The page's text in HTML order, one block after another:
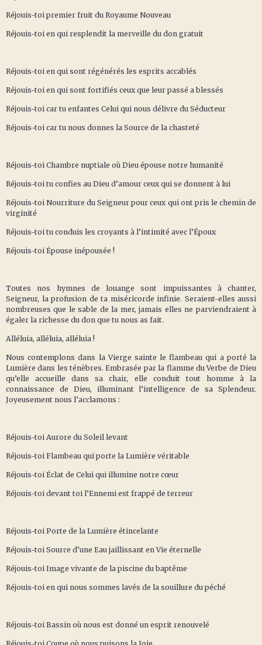
Réjouis-toi premier fruit du Royaume Nouveau
Réjouis-toi en qui resplendit la merveille du don gratuit
Réjouis-toi en qui sont régénérés les esprits accablés
Réjouis-toi en qui sont fortifiés ceux que leur passé a blessés
Réjouis-toi car tu enfantes Celui qui nous délivre du Séducteur
Réjouis-toi car tu nous donnes la Source de la chasteté
Réjouis-toi Chambre nuptiale où Dieu épouse notre humanité
Réjouis-toi tu confies au Dieu d’amour ceux qui se donnent à lui
Réjouis-toi Nourriture du Seigneur pour ceux qui ont pris le chemin de
virginité
Réjouis-toi tu conduis les croyants à l’intimité avec l’Époux
Réjouis-toi Épouse inépousée !
Toutes nos hymnes de louange sont impuissantes à chanter,
Seigneur, la profusion de ta miséricorde infinie. Seraient-elles aussi
nombreuses que le sable de la mer, jamais elles ne parviendraient à
égaler la richesse du don que tu nous as fait.
Alléluia, alléluia, alléluia !
Nous contemplons dans la Vierge sainte le flambeau qui a porté la
Lumière dans les ténèbres. Embrasée par la flamme du Verbe de Dieu
qu’elle accueille dans sa chair, elle conduit tout homme à la
connaissance de Dieu, illuminant l’intelligence de sa Splendeur.
Joyeusement nous l’acclamons :
Réjouis-toi Aurore du Soleil levant
Réjouis-toi Flambeau qui porte la Lumière véritable
Réjouis-toi Éclat de Celui qui illumine notre cœur
Réjouis-toi devant toi l’Ennemi est frappé de terreur
Réjouis-toi Porte de la Lumière étincelante
Réjouis-toi Source d’une Eau jaillissant en Vie éternelle
Réjouis-toi Image vivante de la piscine du baptême
Réjouis-toi en qui nous sommes lavés de la souillure du péché
Réjouis-toi Bassin où nous est donné un esprit renouvelé